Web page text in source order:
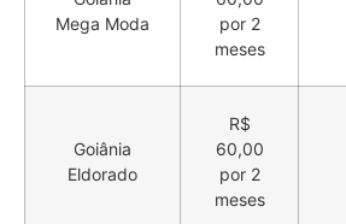
Mega Moda
por 2
meses
Goiânia
Eldorado
R$
60,00
por 2
meses